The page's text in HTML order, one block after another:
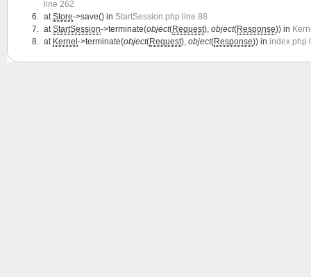
line 262
atStore->save() in StartSession.php line 88
atStartSession->terminate(object(Request), object(Response)) in
at Kernel->terminate(object(Request), object(Response)) in index.php